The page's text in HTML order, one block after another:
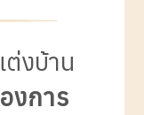
งบ้าน
งการ